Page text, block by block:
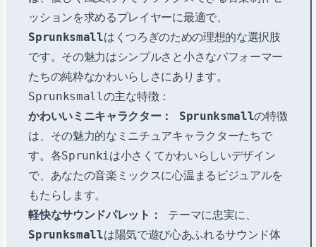
ッションを求めるプレイヤーに最適で、
Sprunksmallはくつろぎのための理想的な選択肢
です。その魅力はシンプルさと小さなパフォーマー
たちの純粋なかわいらしさにあります。
Sprunksmallの主な特徴：
かわいいミニキャラクター：
Sprunksmallの特徴
は、その魅力的なミニチュアキャラクターたちで
す。各Sprunkiは小さくてかわいらしいデザイン
で、あなたの音楽ミックスに心温まるビジュアルを
もたらします。
軽快なサウンドパレット：
テーマに忠実に、
Sprunksmallは陽気で遊び心あふれるサウンド体